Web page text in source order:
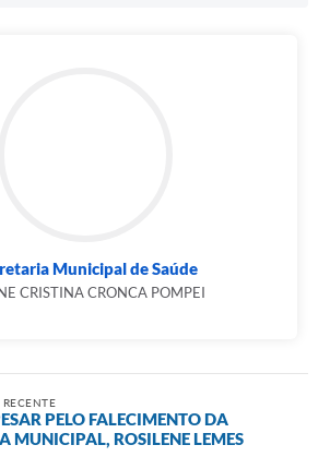
Municipal de Saúde
CRISTINA CRONCA POMPEI
PELO FALECIMENTO DA
MUNICIPAL, ROSILENE LEMES